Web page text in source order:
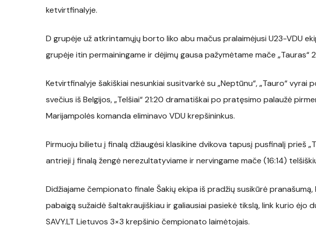
ketvirtfinalyje.
D grupėje už atkrintamųjų borto liko abu mačus pralaimėjusi U23-VDU
grupėje itin permainingame ir dėjimų gausa pažymėtame mače „Tauras“
Ketvirtfinalyje šakiškiai nesunkiai susitvarkė su „Neptūnu“, „Tauro“ vyrai
svečius iš Belgijos, „Telšiai“ 21:20 dramatiškai po pratęsimo palaužė
Marijampolės komanda eliminavo VDU krepšininkus.
Pirmuoju bilietu į finalą džiaugėsi klasikine dvikova tapusį pusfinalį prieš
antrieji į finalą žengė nerezultatyviame ir nervingame mače (16:14)
Didžiajame čempionato finale Šakių ekipa iš pradžių susikūrė
pabaigą sužaidė šaltakraujiškiau ir galiausiai pasiekė tikslą, link kurio ėjo
SAVY.LT Lietuvos 3×3 krepšinio čempionato laimėtojais.